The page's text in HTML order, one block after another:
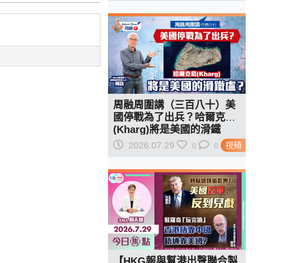
視頻
周融周圍講（三百八十）美
國停戰為了出兵？哈爾克島
(Kharg)將是美國的滑鐵
盧？2026.07.29 0 0